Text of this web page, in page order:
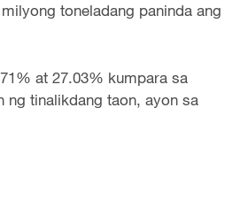
toneladang paninda ang
at 27.03% kumpara sa
ng tinalikdang taon, ayon sa